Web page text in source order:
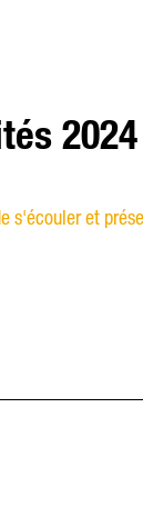
s'écouler et